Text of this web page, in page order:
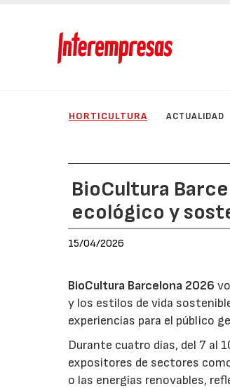
HORTICULTURA ACTUALIDAD
BioCultura
ecológico y
15/04/2026
BioCultura Barcelona 2026
y los estilos de vida
experiencias para el público
Durante cuatro días, del 7 al
expositores de sectores
o las energías renovables,